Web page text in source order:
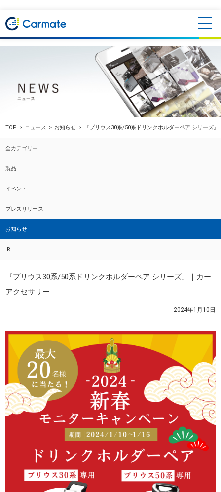
TOP ニュース お知らせ 『プリウス30系/50系ドリンクホルダーペア シリーズ
全カテゴリー
製品
イベント
プレスリリース
お知らせ
IR
『プリウス30系/50系ドリンクホルダーペア シリーズ』｜カー
アクセサリー
2024年1月10日